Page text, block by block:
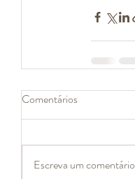
Comentários
Escreva um comentário